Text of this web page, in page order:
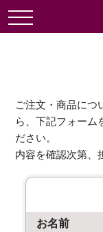
ご注文・商品につ
ら、下記フォーム
ださい。
内容を確認次第、
お名前